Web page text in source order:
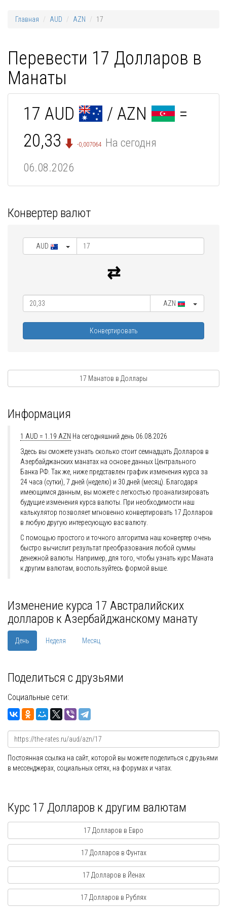
Главная AUD AZN 17
Перевести 17 Долларов в
Манаты
17 AUD / AZN
=
20,33
-0,007064 На сегодня
06.08.2026
Конвертер валют
AUD
AZN
Конвертировать
17 Манатов в Доллары
Информация
1 AUD = 1.19 AZN На сегодняшний день 06.08.2026
Здесь вы сможете узнать сколько стоит семнадцать Долларов в
Азербайджанских манатах на основе данных Центрального
Банка РФ. Так же, ниже представлен график изменения курса за
24 часа (сутки), 7 дней (неделю) и 30 дней (месяц). Благодаря
имеющимся данным, вы можете с легкостью проанализировать
будущие изменения курса валюты. При необходимости наш
калькулятор позволяет мгновенно конвертировать 17 Долларов
в любую другую интересующую вас валюту.
С помощью простого и точного алгоритма наш конвертер очень
быстро вычислит результат преобразования любой суммы
денежной валюты. Например, для того, чтобы узнать курс Маната
к другим валютам, воспользуйтесь формой выше.
Изменение курса 17 Австралийских
долларов к Азербайджанскому манату
День Неделя Месяц
Поделиться с друзьями
Социальные сети:
Постоянная ссылка на сайт, которой вы можете поделиться с друзьями
в мессенджерах, социальных сетях, на форумах и чатах.
Курс 17 Долларов к другим валютам
17 Долларов в Евро
17 Долларов в Фунтах
17 Долларов в Йенах
17 Долларов в Рублях